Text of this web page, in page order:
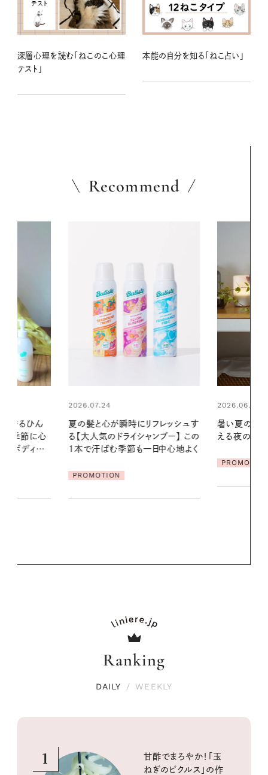
深層心理を読む「ねこのこ心理
テスト」
本能の自分を知る「ねこ占い」
Recommend
レッシュす
プー】 この
中心地よく
2026.06.01
暑い夏のナイトルーティン。私を整
える夜の爽やかご褒美ケア
2026.06.01
お出かけ前
の一日。汗ば
Ranking
DAILY / WEEKLY
1
甘酢でまろやか！「玉
ねぎのピクルス」の作